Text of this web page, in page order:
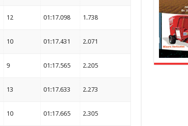
12 01:17.098 1.738
10 01:17.431 2.071
9 01:17.565 2.205
13 01:17.633 2.273
10 01:17.665 2.305